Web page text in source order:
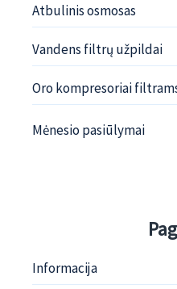
Atbulinis osmosas
Vandens filtrų užpildai
Oro kompresoriai
Mėnesio pasiūlymai
Informacija